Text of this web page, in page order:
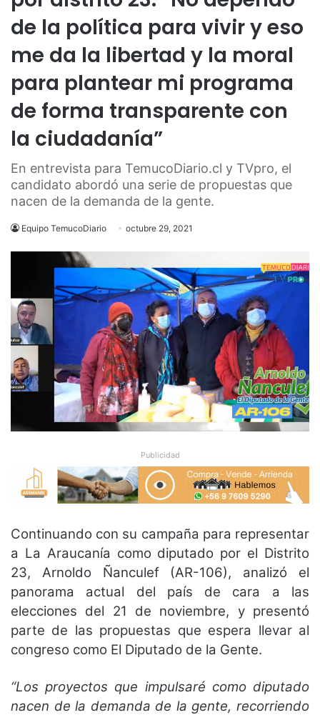
de la política para vivir y eso
me da la libertad y la moral
para plantear mi programa
de forma transparente con
la ciudadanía”
En entrevista para TemucoDiario.cl y TVpro, el
candidato abordó una serie de propuestas que
nacen de la demanda de la gente.
Equipo TemucoDiario octubre 29, 2021
Publicidad
Continuando con su campaña para representar
a La Araucanía como diputado por el Distrito
23, Arnoldo Ñanculef (AR-106), analizó el
panorama actual del país de cara a las
elecciones del 21 de noviembre, y presentó
parte de las propuestas que espera llevar al
congreso como El Diputado de la Gente.
“Los proyectos que impulsaré como diputado
nacen de la demanda de la gente, recorriendo